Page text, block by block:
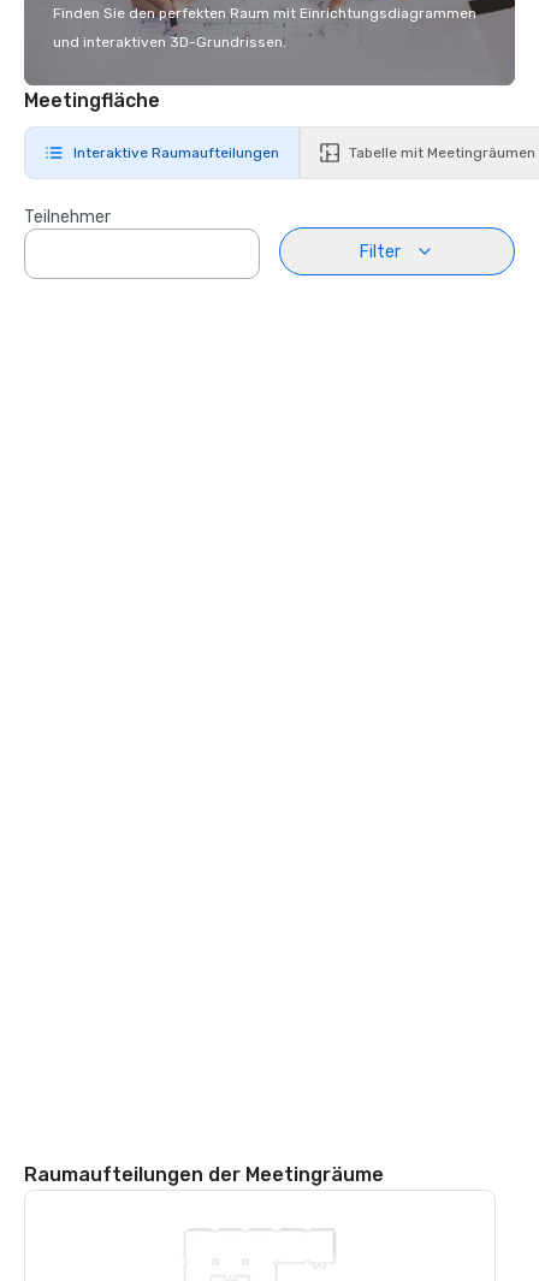
Finden Sie den perfekten Raum mit Einrichtungsdiagrammen
und interaktiven 3D-Grundrissen.
Meetingfläche
Interaktive Raumaufteilungen Tabelle mit Meetingräumen
Teilnehmer
Filter
Raumaufteilungen der Meetingräume